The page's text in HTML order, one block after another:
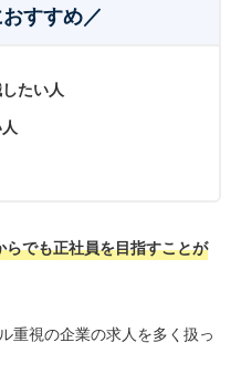
すすめ／
たい人
らでも正社員を目指すことが
重視の企業の求人を多く扱っ